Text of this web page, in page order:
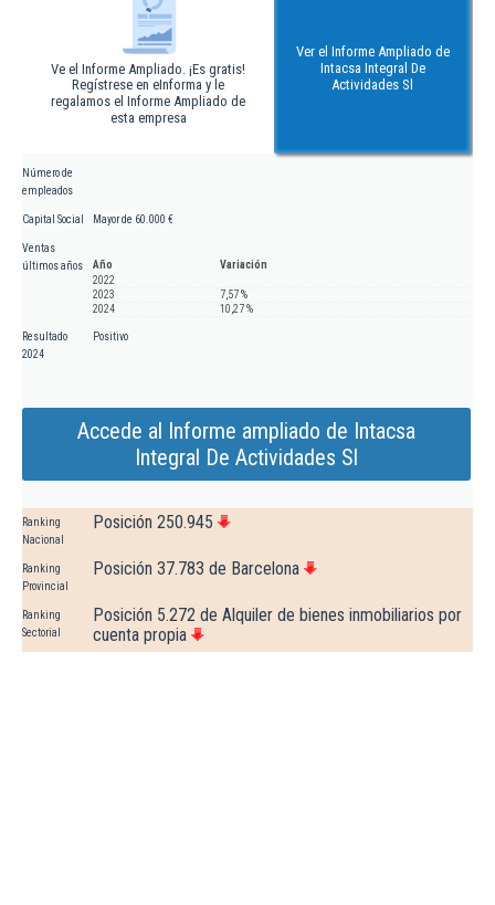
Ve el Informe Ampliado. ¡Es gratis!
Regístrese en eInforma y le
regalamos el Informe Ampliado de
esta empresa
Ver el Informe Ampliado de
Intacsa Integral De
Actividades Sl
Número de
empleados
Capital Social Mayor de 60.000 €
Ventas
últimos años
Año
Variación
2022
2023
7,57 %
2024
10,27 %
Resultado
2024
Positivo
Accede al Informe ampliado de Intacsa
Integral De Actividades Sl
Ranking
Nacional
Posición 250.945
Ranking
Provincial
Posición 37.783 de Barcelona
Ranking
Sectorial
Posición 5.272 de Alquiler de bienes inmobiliarios por
cuenta propia